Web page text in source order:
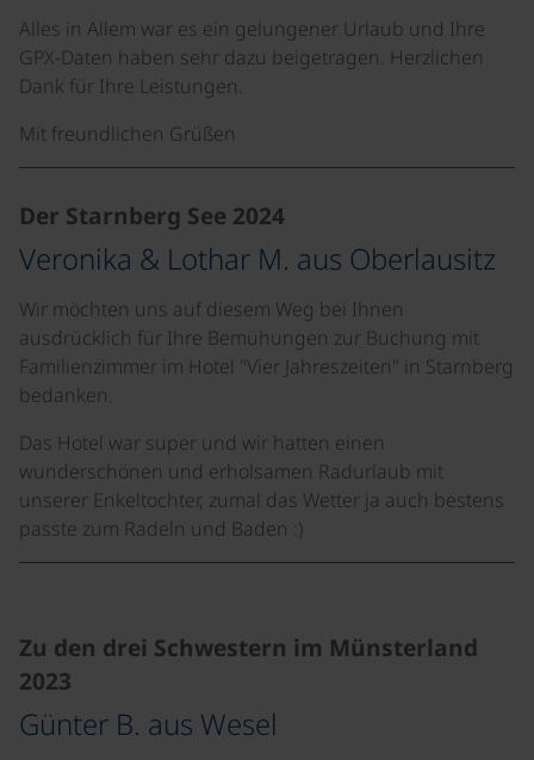
Alles in Allem war es ein gelungener Urlaub und Ihre
GPX-Daten haben sehr dazu beigetragen. Herzlichen
Dank für Ihre Leistungen.
Mit freundlichen Grüßen
Der Starnberg See 2024
Veronika & Lothar M. aus Oberlausitz
Wir möchten uns auf diesem Weg bei Ihnen
ausdrücklich für Ihre Bemühungen zur Buchung mit
Familienzimmer im Hotel "Vier Jahreszeiten" in Starnberg
bedanken.
Das Hotel war super und wir hatten einen
wunderschönen und erholsamen Radurlaub mit
unserer Enkeltochter, zumal das Wetter ja auch bestens
passte zum Radeln und Baden :)
Zu den drei Schwestern im Münsterland
2023
Günter B. aus Wesel